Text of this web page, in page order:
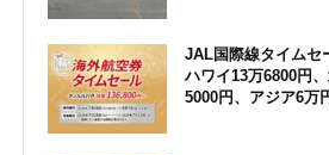
JAL国際線タイムセ
ハワイ13万6800円
5000円、アジア6万